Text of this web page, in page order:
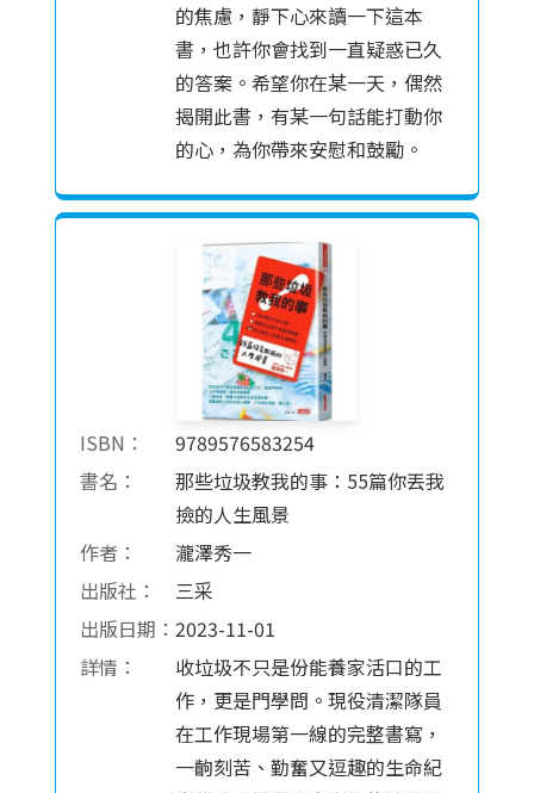
的焦慮，靜下心來讀一下這本
書，也許你會找到一直疑惑已久
的答案。希望你在某一天，偶然
揭開此書，有某一句話能打動你
的心，為你帶來安慰和鼓勵。
ISBN：
9789576583254
書名：
那些垃圾教我的事：55篇你丟我
撿的人生風景
作者：
瀧澤秀一
出版社：
三采
出版日期：2023-11-01
詳情：
收垃圾不只是份能養家活口的工
作，更是門學問。現役清潔隊員
在工作現場第一線的完整書寫，
一齣刻苦、勤奮又逗趣的生命紀